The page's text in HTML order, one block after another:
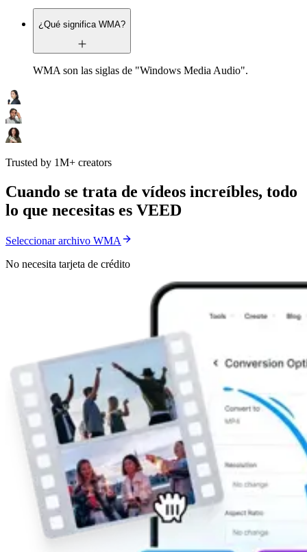
¿Qué significa WMA?
WMA son las siglas de "Windows Media Audio".
Trusted by 1M+ creators
Cuando se trata de vídeos increíbles, todo
lo que necesitas es VEED
Seleccionar archivo WMA
No necesita tarjeta de crédito